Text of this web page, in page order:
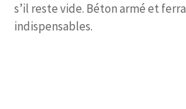
s’il reste vide. Béton armé et
indispensables.